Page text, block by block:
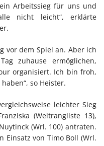
Arbeitssieg für uns und
nicht leicht“, erklärte
vor dem Spiel an. Aber ich
zuhause ermöglichen,
organisiert. Ich bin froh,
so Heister.
leichter Sieg
(Weltrangliste 13),
(Wrl. 100) antraten.
Einsatz von Timo Boll (Wrl.